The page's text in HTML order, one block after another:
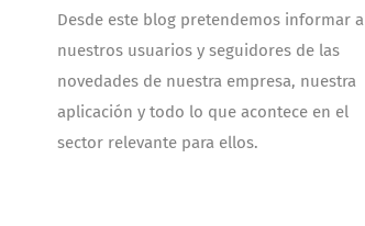
Desde este blog pretendemos informar a
nuestros usuarios y seguidores de las
novedades de nuestra empresa, nuestra
aplicación y todo lo que acontece en el
sector relevante para ellos.